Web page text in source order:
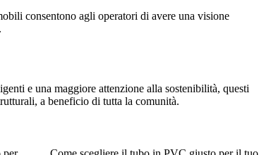
consentono agli operatori di avere una visione
e una maggiore attenzione alla sostenibilità, questi
a beneficio di tutta la comunità.